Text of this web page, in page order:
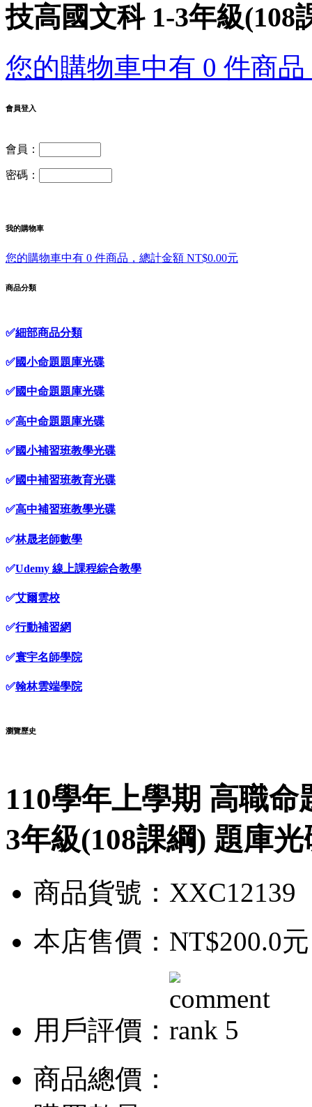
技高國文科 1-3年級(108
您的購物車中有 0 件商
會員登入
會員：
密碼：
我的購物車
您的購物車中有 0 件商品，總計金額 NT$0.00元
商品分類
✅細部商品分類
✅國小命題題庫光碟
✅國中命題題庫光碟
✅高中命題題庫光碟
✅國小補習班教學光碟
✅國中補習班教育光碟
✅高中補習班教學光碟
✅林晟老師數學
✅Udemy 線上課程綜合教學
✅艾爾雲校
✅行動補習網
✅寰宇名師學院
✅翰林雲端學院
瀏覽歷史
110學年上學期 高職
3年級(108課綱) 題庫光
商品貨號：XXC12139
本店售價： NT$200.0元
用戶評價：
商品總價：